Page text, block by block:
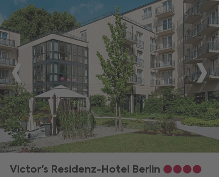
Victor's Residenz-Hotel Berlin